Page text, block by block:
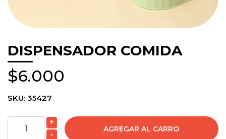
DISPENSADOR COMIDA
$6.000
SKU: 35427
+
-